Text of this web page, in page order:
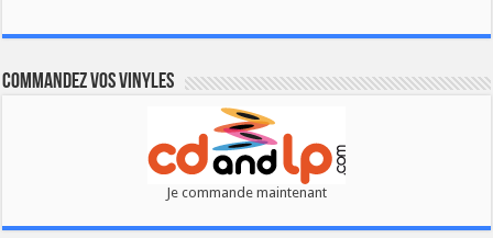
Commandez vos vinyles
Je commande maintenant